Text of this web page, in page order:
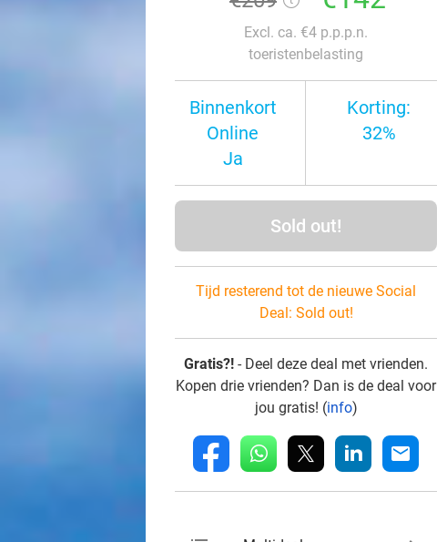
Excl. ca. €4 p.p.p.n.
toeristenbelasting
Binnenkort
Online
Ja
Korting:
32%
Sold out!
Tijd resterend tot de nieuwe Social
Deal: Sold out!
Gratis?! - Deel deze deal met vrienden.
Kopen drie vrienden? Dan is de deal voor
jou gratis! (info)
fb whatsapp linkedin mail